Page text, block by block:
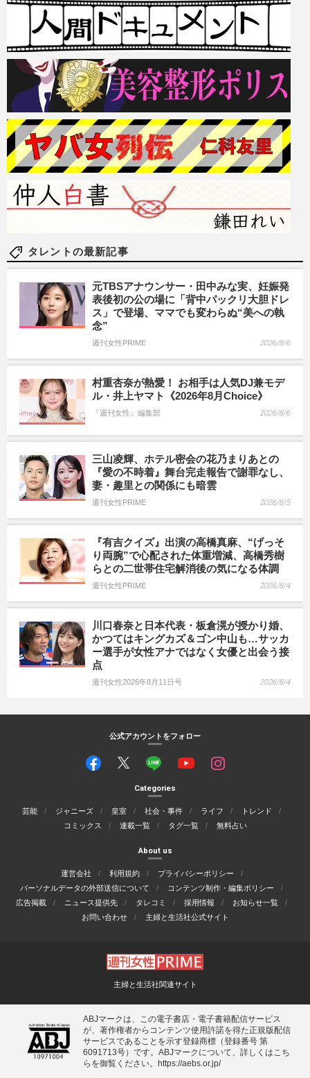
タレントの最新記事
元TBSアナウンサー・田中みな実、妊娠発
表後初の公の場に「背中パックリ大胆ドレ
ス」で登場、ママでも変わらぬ“美への執
念”
週刊女性PRIME 2026/8/6
村重杏奈が熱愛！ お相手は人気DJ兼モデ
ル・井上ヤマト《2026年8月Choice》
『週刊女性』編集部 2026/8/6
三山凌輝、ホテル密会の花乃まりあとの
『愛の不時着』舞台完走報告で謝罪なし、
妻・趣里との関係にも暗雲
週刊女性PRIME 2026/8/5
『有吉クイズ』出演の高橋真麻、“げっそ
り両腕”で心配された体重増減、高橋秀樹
らとの二世帯住宅解消後の気になる体調
週刊女性PRIME 2026/8/4
川口春奈と日本代表・板倉滉が授かり婚、
かつてはキングカズ＆ゴン中山も…サッカ
ー選手が女性アナではなく女優と出会う接
点
週刊女性2026年8月11日号 2026/8/4
公式アカウントをフォロー
Categories
芸能 ジャニーズ 皇室 社会・事件 ライフ
トレンド
コミックス
連載一覧 タグ一覧 無料占い
About us
運営会社 利用規約
プライバシーポリシー
パーソナルデータの外部送信について
コンテンツ制作・編集ポリシー
広告掲載
ニュース提供先 タレコミ 採用情報
お知らせ一覧
お問い合わせ
主婦と生活社公式サイト
主婦と生活社関連サイト
ABJマークは、この電子書店・電子書籍配信サービス
が、著作権者からコンテンツ使用許諾を得た正規版配信
サービスであることを示す登録商標（登録番号 第
6091713号）です。ABJマークについて、詳しくはこち
らを御覧ください。
https://aebs.or.jp/